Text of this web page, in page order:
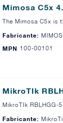
Mimosa C5x
The Mimosa C5x is
Fabricante:
MPN 100-00101
MikroTIk
MikroTIk RBLHGG-
Fabricante: